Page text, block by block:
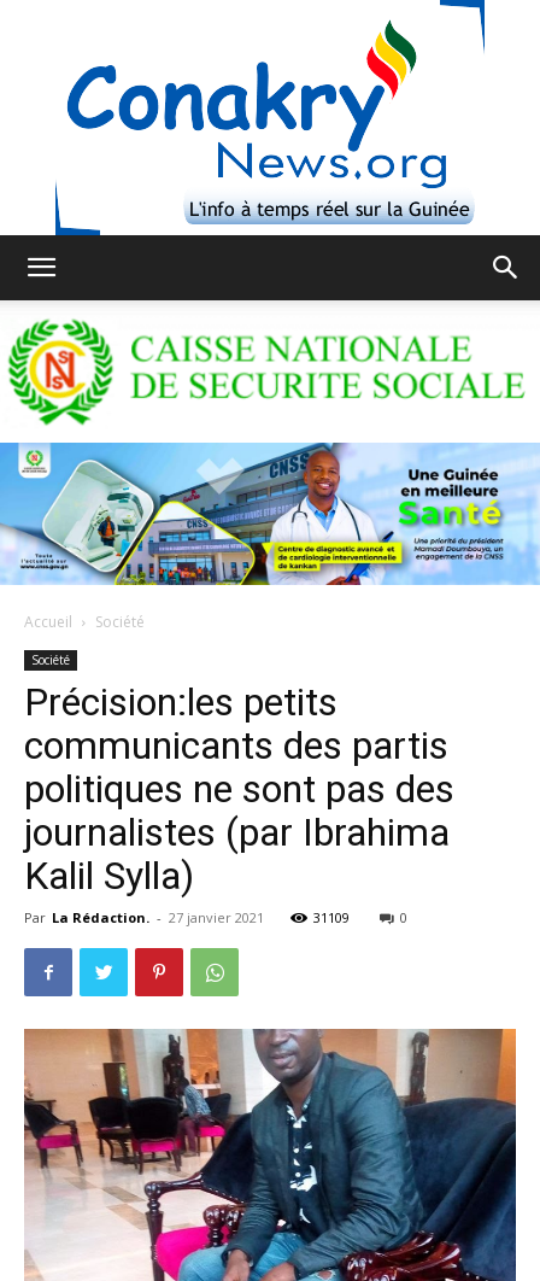
Accueil Société
Société
Précision:les petits
communicants des partis
politiques ne sont pas des
journalistes (par Ibrahima
Kalil Sylla)
Par La Rédaction. - 27 janvier 2021 31109 0